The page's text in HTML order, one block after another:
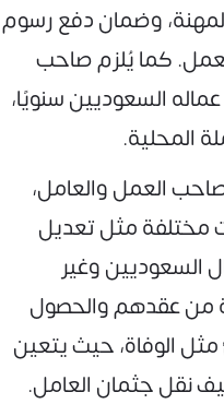
وضمان دفع رسوم
كما يُلزم صاحب
السعوديين سنويًا،
المحلية.
العمل والعامل،
مختلفة مثل تعديل
السعوديين وغير
من عقدهم والحصول
الوفاة، حيث يتعين
نقل جثمان العامل.